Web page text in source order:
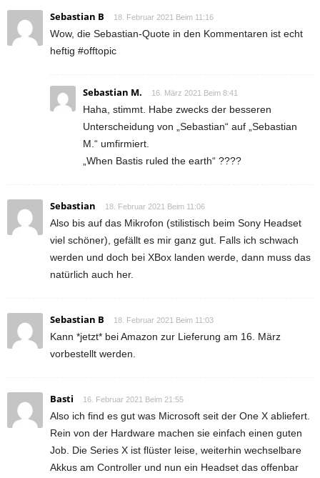
Sebastian B 18. Februar 2021 Beim 11:16
Wow, die Sebastian-Quote in den Kommentaren ist echt
heftig #offtopic
Sebastian M. 16. März 2021 Beim 8:41
Haha, stimmt. Habe zwecks der besseren
Unterscheidung von „Sebastian“ auf „Sebastian
M.“ umfirmiert.
„When Bastis ruled the earth“ ????
Sebastian 18. Februar 2021 Beim 11:06
Also bis auf das Mikrofon (stilistisch beim Sony Headset
viel schöner), gefällt es mir ganz gut. Falls ich schwach
werden und doch bei XBox landen werde, dann muss das
natürlich auch her.
Sebastian B 18. Februar 2021 Beim 11:03
Kann *jetzt* bei Amazon zur Lieferung am 16. März
vorbestellt werden.
Basti 16. Februar 2021 Beim 21:55
Also ich find es gut was Microsoft seit der One X abliefert.
Rein von der Hardware machen sie einfach einen guten
Job. Die Series X ist flüster leise, weiterhin wechselbare
Akkus am Controller und nun ein Headset das offenbar